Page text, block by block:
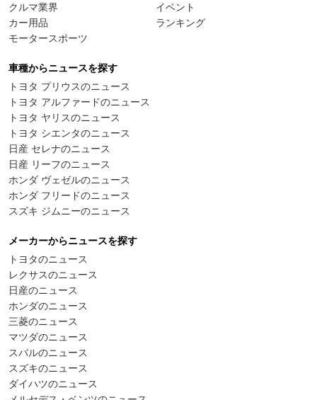
クルマ業界
カー用品
モータースポーツ
イベント
ランキング
車種からニュースを探す
トヨタ プリウスのニュース
トヨタ アルファードのニュース
トヨタ ヤリスのニュース
トヨタ シエンタのニュース
日産 セレナのニュース
日産 リーフのニュース
ホンダ ヴェゼルのニュース
ホンダ フリードのニュース
スズキ ジムニーのニュース
メーカーからニュースを探す
トヨタのニュース
レクサスのニュース
日産のニュース
ホンダのニュース
三菱のニュース
マツダのニュース
スバルのニュース
スズキのニュース
ダイハツのニュース